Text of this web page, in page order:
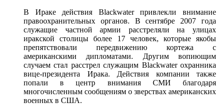
В Ираке действия Blackwater привлекли внимание
правоохранительных органов. В сентябре 2007 года
служащие частной армии расстреляли на улицах
иракской столицы более 17 человек, которые якобы
препятствовали передвижению кортежа с
американскими дипломатами. Другим вопиющим
случаем стал расстрел служащим Blackwater охранника
вице-президента Ирака. Действия компании также
попали в центр внимания СМИ благодаря
многочисленным сообщениям о зверствах американских
военных в США.